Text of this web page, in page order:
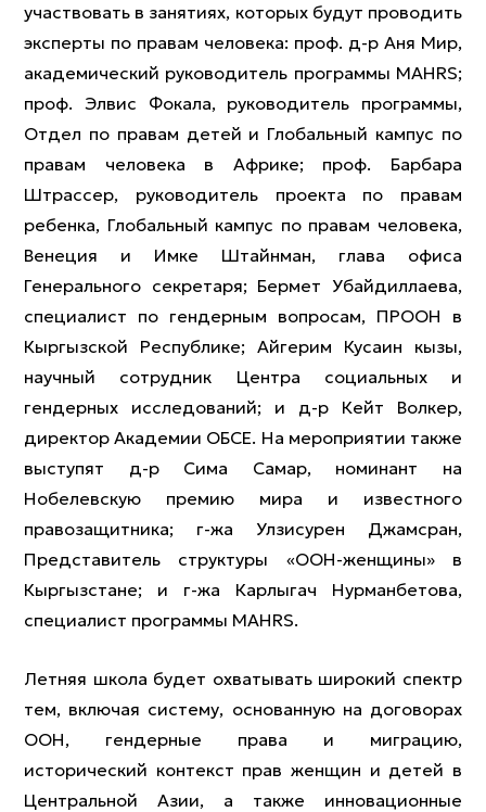
участвовать в занятиях, которых будут проводить
эксперты по правам человека: проф. д-р Аня Мир,
академический руководитель программы MAHRS;
проф. Элвис Фокала, руководитель программы,
Отдел по правам детей и Глобальный кампус по
правам человека в Африке; проф. Барбара
Штрассер, руководитель проекта по правам
ребенка, Глобальный кампус по правам человека,
Венеция и Имке Штайнман, глава офиса
Генерального секретаря; Бермет Убайдиллаева,
специалист по гендерным вопросам, ПРООН в
Кыргызской Республике; Айгерим Кусаин кызы,
научный сотрудник Центра социальных и
гендерных исследований; и д-р Кейт Волкер,
директор Академии ОБСЕ. На мероприятии также
выступят д-р Сима Самар, номинант на
Нобелевскую премию мира и известного
правозащитника; г-жа Улзисурен Джамсран,
Представитель структуры «ООН-женщины» в
Кыргызстане; и г-жа Карлыгач Нурманбетова,
специалист программы MAHRS.
Летняя школа будет охватывать широкий спектр
тем, включая систему, основанную на договорах
ООН, гендерные права и миграцию,
исторический контекст прав женщин и детей в
Центральной Азии, а также инновационные